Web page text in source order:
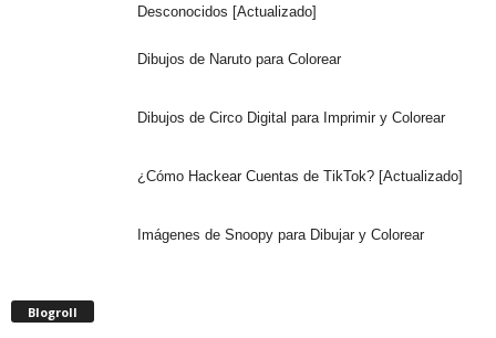
Desconocidos [Actualizado]
Dibujos de Naruto para Colorear
Dibujos de Circo Digital para Imprimir y Colorear
¿Cómo Hackear Cuentas de TikTok? [Actualizado]
Imágenes de Snoopy para Dibujar y Colorear
Blogroll